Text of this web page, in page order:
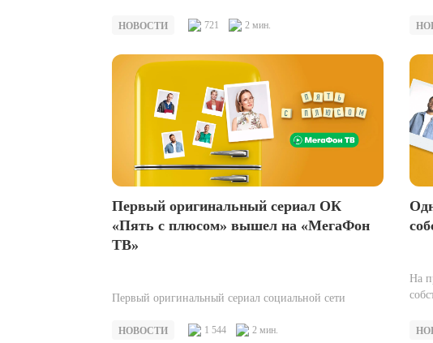
«Шоу Елки». С 15 декабря и все праздничные
НОВОСТИ 721 2 мин.
Первый оригинальный сериал ОК
«Пять с плюсом» вышел на «МегаФон
ТВ»
Первый оригинальный сериал социальной сети
на крупнейших онлайн-платформах рунета —
НОВОСТИ 1 544 2 мин.
На